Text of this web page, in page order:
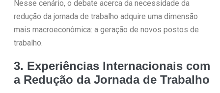
Nesse cenário, o debate acerca da necessidade da
redução da jornada de trabalho adquire uma dimensão
mais macroeconômica: a geração de novos postos de
trabalho.
3. Experiências Internacionais com
a Redução da Jornada de Trabalho